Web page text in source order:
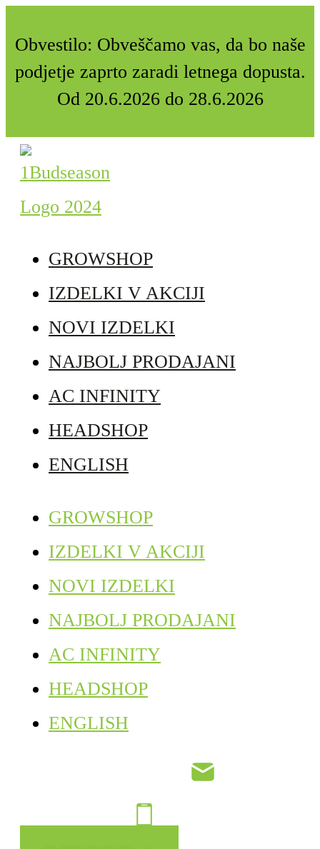
Obvestilo: Obveščamo vas, da bo naše
podjetje zaprto zaradi letnega dopusta.
Od 20.6.2026 do 28.6.2026
GROWSHOP
IZDELKI V AKCIJI
NOVI IZDELKI
NAJBOLJ PRODAJANI
AC INFINITY
HEADSHOP
ENGLISH
GROWSHOP
IZDELKI V AKCIJI
NOVI IZDELKI
NAJBOLJ PRODAJANI
AC INFINITY
HEADSHOP
ENGLISH